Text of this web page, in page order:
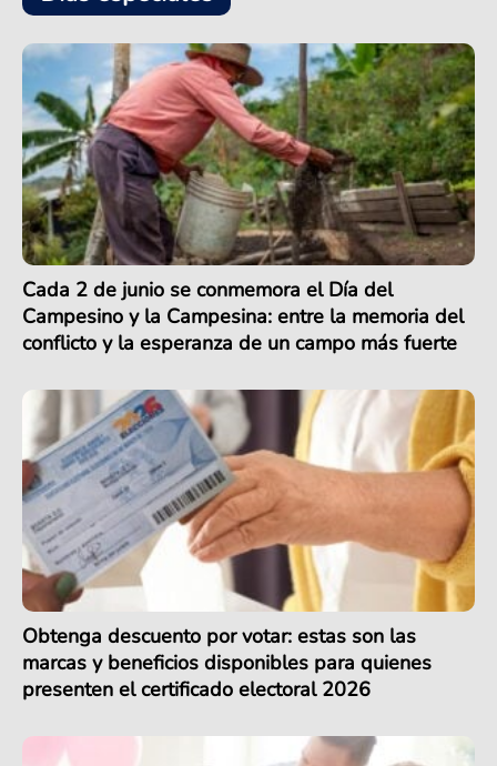
Cada 2 de junio se conmemora el Día del
Campesino y la Campesina: entre la memoria del
conflicto y la esperanza de un campo más fuerte
Obtenga descuento por votar: estas son las
marcas y beneficios disponibles para quienes
presenten el certificado electoral 2026